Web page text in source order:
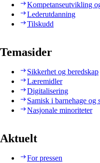
Kompetanseutvikling
Lederutdanning
Tilskudd
Temasider
Sikkerhet og beredskap
Læremidler
Digitalisering
Samisk i barnehage og
Nasjonale minoriteter
Aktuelt
For pressen